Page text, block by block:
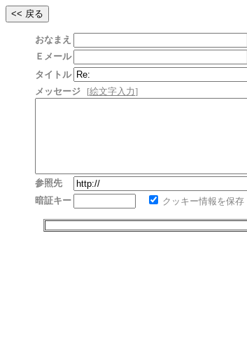
おなまえ
Ｅメール
タイトル
メッセージ
[絵文字入力]
参照先
暗証キー
クッキー情報を保存